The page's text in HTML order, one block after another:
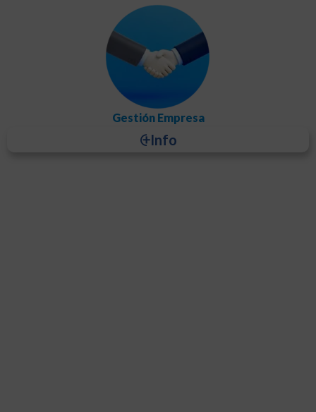
Ventana de servicio B2B. Cada cliente tendrá acceso a sus
documentos, incluído el modelo 347.
Gestión Empresa
⨭Info